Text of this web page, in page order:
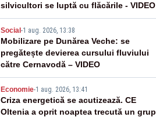
silvicultori se luptă cu flăcările - VIDEO
Social -1 aug. 2026, 13:38
Mobilizare pe Dunărea Veche: se
pregătește devierea cursului fluviului
către Cernavodă – VIDEO
Economie-1 aug. 2026, 13:41
Criza energetică se acutizează. CE
Oltenia a oprit noaptea trecută un grup